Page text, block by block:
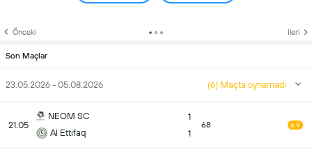
Önceki Ileri
Son Maçlar
23.05.2026 - 05.08.2026 (6) Maçta oynamadı
21.05
NEOM SC
Al Ettifaq
1
1
68 6.9